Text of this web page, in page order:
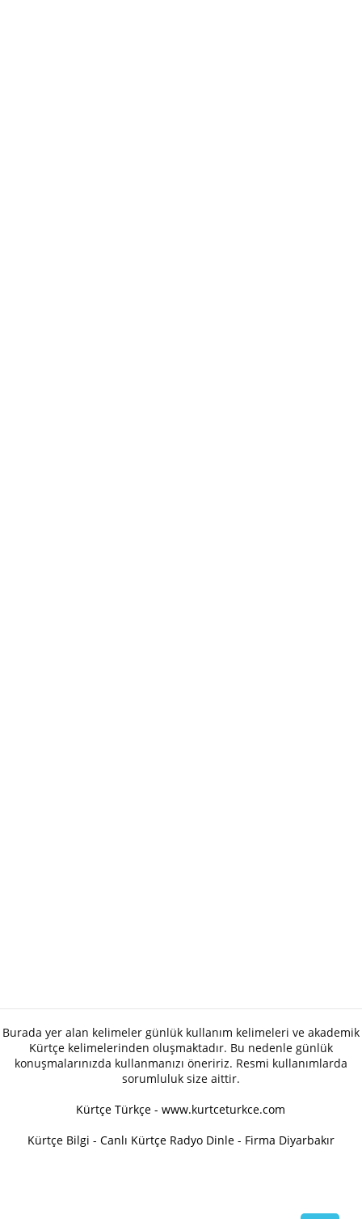
Burada yer alan kelimeler günlük kullanım kelimeleri ve akademik
Kürtçe kelimelerinden oluşmaktadır. Bu nedenle günlük
konuşmalarınızda kullanmanızı öneririz. Resmi kullanımlarda
sorumluluk size aittir.
Kürtçe Türkçe - www.kurtceturkce.com
Kürtçe Bilgi - Canlı Kürtçe Radyo Dinle - Firma Diyarbakır